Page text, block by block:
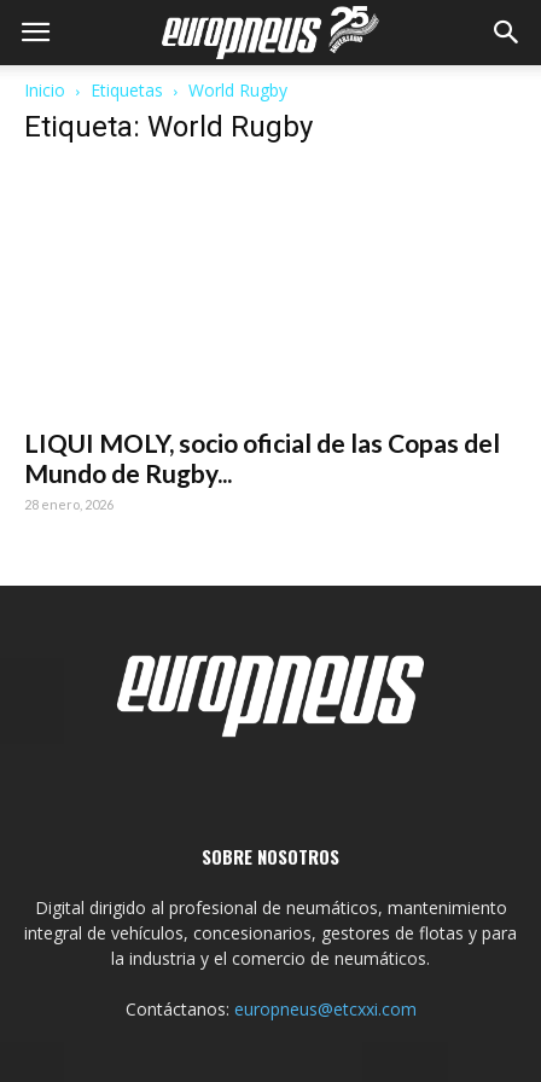
Inicio Etiquetas World Rugby
Etiqueta: World Rugby
LIQUI MOLY, socio oficial de las Copas del
Mundo de Rugby...
28 enero, 2026
SOBRE NOSOTROS
Digital dirigido al profesional de neumáticos, mantenimiento
integral de vehículos, concesionarios, gestores de flotas y para
la industria y el comercio de neumáticos.
Contáctanos: europneus@etcxxi.com